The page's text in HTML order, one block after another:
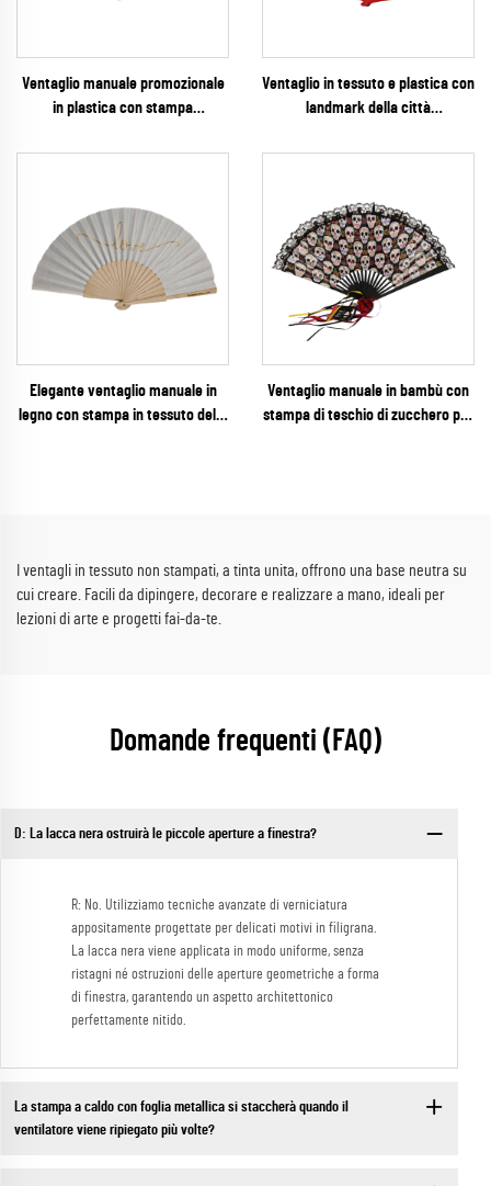
Ventaglio manuale promozionale
in plastica con stampa
Ventaglio pieghevole
al Pantone per campagne di
marketing aziendale e finanziario
Ventaglio in tessuto e plastica con
landmark della città
pieghevole da souvenir turistico
abbinata ai colori per la
promozione cittadina
Elegante ventaglio manuale in
legno con stampa in tessuto della
Ventaglio manuale in bambù con
stampa di teschio di zucchero per
I ventagli in tessuto non stampati, a tinta unita, offrono una base neutra su
cui creare. Facili da dipingere, decorare e realizzare a mano, ideali per
lezioni di arte e progetti fai-da-te.
Domande frequenti (FAQ)
D: La lacca nera ostruirà le piccole aperture a finestra?
R: No. Utilizziamo tecniche avanzate di verniciatura
appositamente progettate per delicati motivi in filigrana.
La lacca nera viene applicata in modo uniforme, senza
ristagni né ostruzioni delle aperture geometriche a forma
di finestra, garantendo un aspetto architettonico
perfettamente nitido.
La stampa a caldo con foglia metallica si staccherà quando il
ventilatore viene ripiegato più volte?